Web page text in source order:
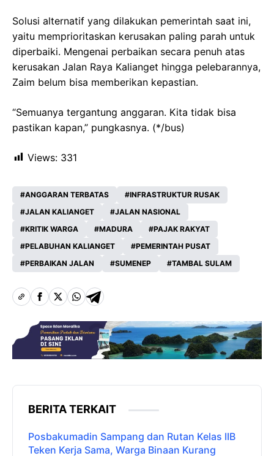
Solusi alternatif yang dilakukan pemerintah saat ini,
yaitu memprioritaskan kerusakan paling parah untuk
diperbaiki. Mengenai perbaikan secara penuh atas
kerusakan Jalan Raya Kalianget hingga pelebarannya,
Zaim belum bisa memberikan kepastian.
“Semuanya tergantung anggaran. Kita tidak bisa
pastikan kapan,” pungkasnya. (*/bus)
Views: 331
ANGGARAN TERBATAS
INFRASTRUKTUR RUSAK
JALAN KALIANGET
JALAN NASIONAL
KRITIK WARGA
MADURA
PAJAK RAKYAT
PELABUHAN KALIANGET
PEMERINTAH PUSAT
PERBAIKAN JALAN
SUMENEP TAMBAL SULAM
BERITA TERKAIT
Posbakumadin Sampang dan Rutan Kelas IIB
Teken Kerja Sama, Warga Binaan Kurang